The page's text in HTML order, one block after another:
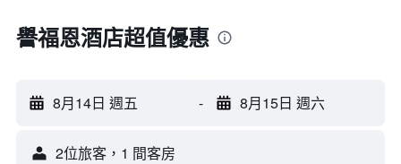
譽福恩酒店超值優惠
8月14日 週五 - 8月15日 週六
2位旅客，1 間客房